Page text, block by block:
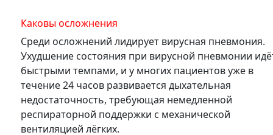
Каковы осложнения
Среди осложнений лидирует вирусная пневмония.
Ухудшение состояния при вирусной пневмонии
быстрыми темпами, и у многих пациентов уже в
течение 24 часов развивается дыхательная
недостаточность, требующая немедленной
респираторной поддержки с механической
вентиляцией лёгких.